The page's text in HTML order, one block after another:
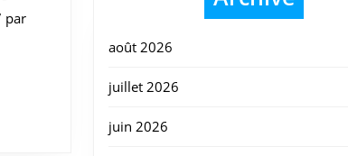
par
août 2026
juillet 2026
juin 2026